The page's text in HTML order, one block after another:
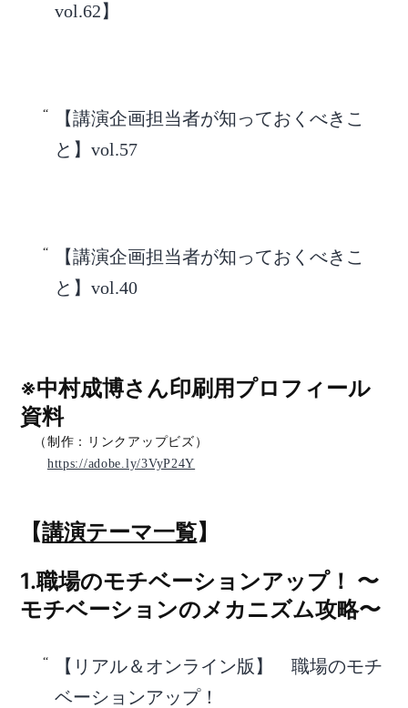
vol.62】
【講演企画担当者が知っておくべきこ
と】vol.57
【講演企画担当者が知っておくべきこ
と】vol.40
※中村成博さん印刷用プロフィール
資料
（制作：リンクアップビズ）
https://adobe.ly/3VyP24Y
【講演テーマ一覧】
1.職場のモチベーションアップ！ 〜
モチベーションのメカニズム攻略〜
【リアル＆オンライン版】 職場のモチ
ベーションアップ！